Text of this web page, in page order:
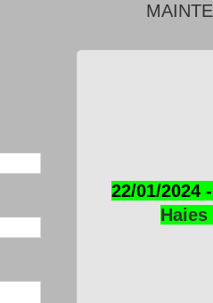
22/01/2024
Haies